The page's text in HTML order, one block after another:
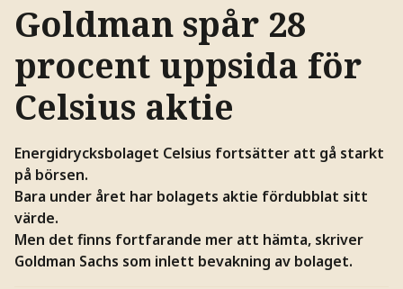
Goldman spår 28
procent uppsida för
Celsius aktie
Energidrycksbolaget Celsius fortsätter att gå starkt
på börsen.
Bara under året har bolagets aktie fördubblat sitt
värde.
Men det finns fortfarande mer att hämta, skriver
Goldman Sachs som inlett bevakning av bolaget.